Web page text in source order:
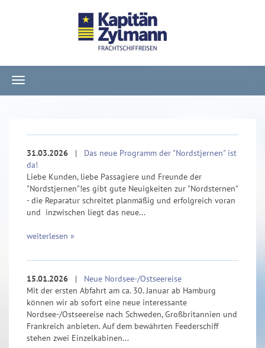
Navigation
ein-/ausblenden
31.03.2026 | Das neue Programm der "Nordstjernen" ist
da!
Liebe Kunden, liebe Passagiere und Freunde der
"Nordstjernen"!es gibt gute Neuigkeiten zur "Nordsternen"
- die Reparatur schreitet planmäßig und erfolgreich voran
und inzwischen liegt das neue...
weiterlesen »
15.01.2026 | Neue Nordsee-/Ostseereise
Mit der ersten Abfahrt am ca. 30. Januar ab Hamburg
können wir ab sofort eine neue interessante
Nordsee-/Ostseereise nach Schweden, Großbritannien und
Frankreich anbieten. Auf dem bewährten Feederschiff
stehen zwei Einzelkabinen...